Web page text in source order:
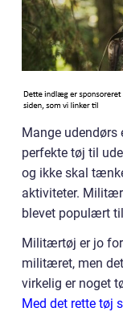
Mange udendørs
perfekte tøj til
og ikke skal
aktiviteter.
blevet populært
Militærtøj er jo
militæret, men
virkelig er noget
Med det rette tøj